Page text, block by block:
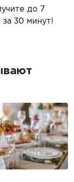
до 7
30 минут!